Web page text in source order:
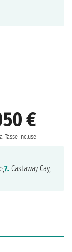
€
Tasse incluse
7. Castaway Cay,